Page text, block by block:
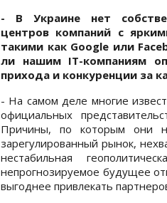
- В Украине нет
центров компаний с
такими как Google или
ли нашим IT-компаниям
прихода и конкуренции за
- На самом деле многие
официальных
Причины, по которым они
зарегулированный рынок,
нестабильная
непрогнозируемое будущее
выгоднее привлекать